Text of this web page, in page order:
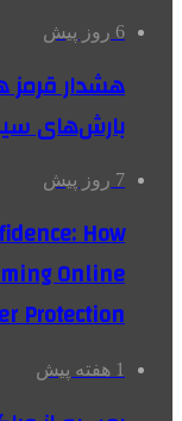
6 روز پیش
بارش‌های
7 روز پیش
How
Online
Protection
1 هفته پیش